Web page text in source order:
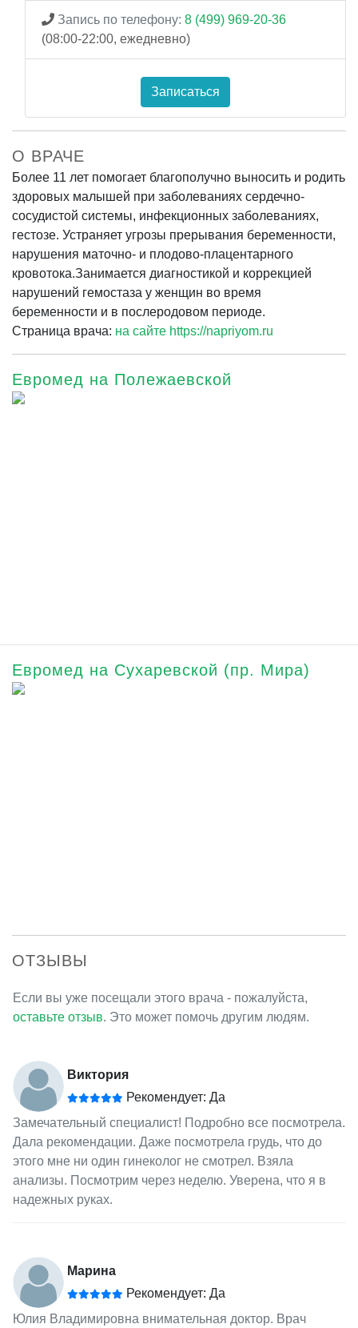
Запись по телефону: 8 (499) 969-20-36
(08:00-22:00, ежедневно)
Записаться
О ВРАЧЕ
Более 11 лет помогает благополучно выносить и родить
здоровых малышей при заболеваниях сердечно-
сосудистой системы, инфекционных заболеваниях,
гестозе. Устраняет угрозы прерывания беременности,
нарушения маточно- и плодово-плацентарного
кровотока.Занимается диагностикой и коррекцией
нарушений гемостаза у женщин во время
беременности и в послеродовом периоде.
Страница врача: на сайте https://napriyom.ru
Евромед на Полежаевской
Евромед на Сухаревской (пр. Мира)
ОТЗЫВЫ
Если вы уже посещали этого врача - пожалуйста,
оставьте отзыв. Это может помочь другим людям.
Виктория
Рекомендует: Да
Замечательный специалист! Подробно все посмотрела.
Дала рекомендации. Даже посмотрела грудь, что до
этого мне ни один гинеколог не смотрел. Взяла
анализы. Посмотрим через неделю. Уверена, что я в
надежных руках.
Марина
Рекомендует: Да
Юлия Владимировна внимательная доктор. Врач